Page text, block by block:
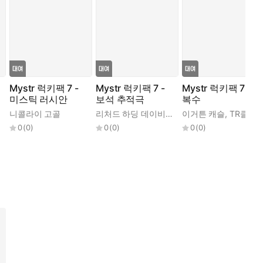
,마크 트웨인,니콜라이 바실레이비치 고골,기 드 모파상,너대니얼 호
Mystr 럭키팩 7 -
미스틱 러시안
니콜라이 고골
0(0)
Mystr 럭키팩 7 -
보석 추적극
리처드 하딩 데이비스 외 ,TR 클럽
0(0)
Mystr 럭키팩 7 -
복수
이거튼 캐슬, TR클럽
0(0)